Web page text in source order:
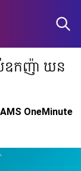
ឧកញ៉ា ឃន
AMS OneMinute